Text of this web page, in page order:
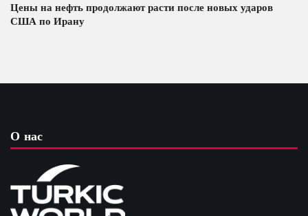
Цены на нефть продолжают расти после новых ударов
США по Ирану
О нас